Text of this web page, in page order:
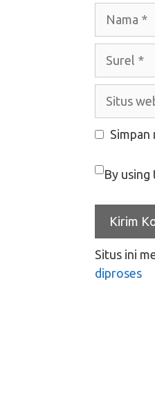
Situs
Simpan
By
Situs ini
diproses